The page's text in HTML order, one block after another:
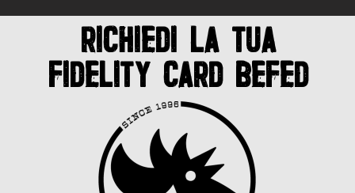
RICHIEDI LA TUA
FIDELITY CARD BEFED